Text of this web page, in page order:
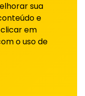
sua
e
em
o uso de